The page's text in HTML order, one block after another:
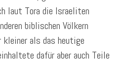
laut Tora die Israeliten
biblischen Völkern
als das heutige
dafür aber auch Teile